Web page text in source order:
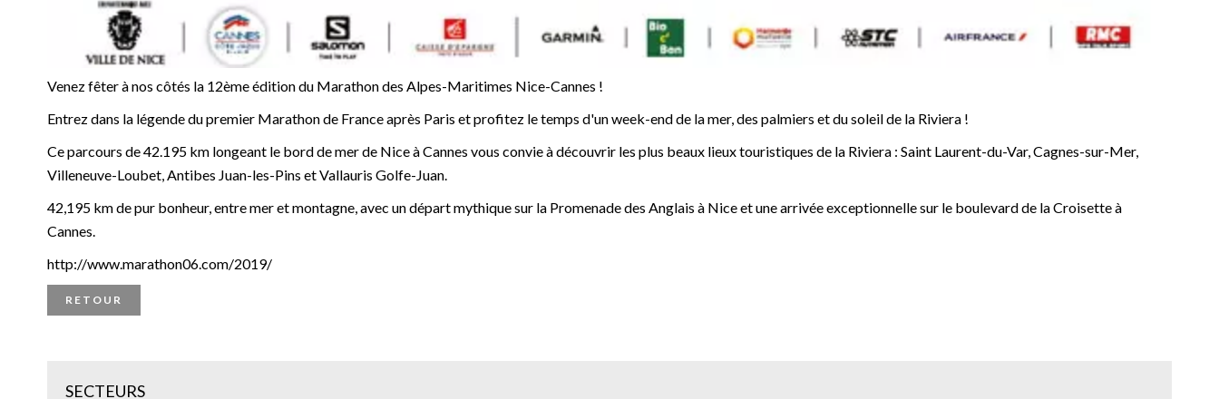
Venez fêter à nos côtés la 12ème édition du Marathon des Alpes-Maritimes Nice-Cannes !
Entrez dans la légende du premier Marathon de France après Paris et profitez le temps d'un week-end de la mer, des palmiers et du soleil de la Riviera !
Ce parcours de 42.195 km longeant le bord de mer de Nice à Cannes vous convie à découvrir les plus beaux lieux touristiques de la Riviera : Saint Laurent-du-Var, Cagnes-sur-Mer,
Villeneuve-Loubet, Antibes Juan-les-Pins et Vallauris Golfe-Juan.
42,195 km de pur bonheur, entre mer et montagne, avec un départ mythique sur la Promenade des Anglais à Nice et une arrivée exceptionnelle sur le boulevard de la Croisette à
Cannes.
http://www.marathon06.com/2019/
RETOUR
SECTEURS